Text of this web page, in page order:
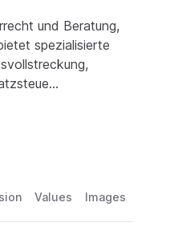
und Beratung,
spezialisierte
Values Images